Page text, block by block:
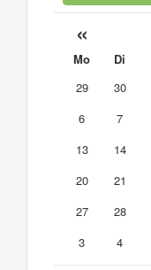
«
Mo Di
29
30
6
7
13
14
20
21
27
28
3
4